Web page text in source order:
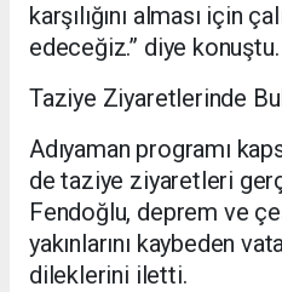
karşılığını alması için
edeceğiz.” diye konuştu.
Taziye Ziyaretlerinde
Adıyaman programı
de taziye ziyaretleri
Fendoğlu, deprem ve
yakınlarını kaybeden
dileklerini iletti.